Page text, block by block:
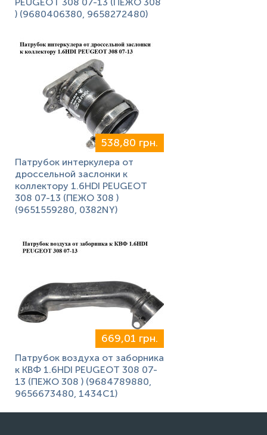
) (9680406380, 9658272480)
538,80 грн.
Патрубок интеркулера от
дроссельной заслонки к
коллектору 1.6HDI PEUGEOT
308 07-13 (ПЕЖО 308 )
(9651559280, 0382NY)
669,01 грн.
Патрубок воздуха от заборника
к КВФ 1.6HDI PEUGEOT 308 07-
13 (ПЕЖО 308 ) (9684789880,
9656673480, 1434C1)